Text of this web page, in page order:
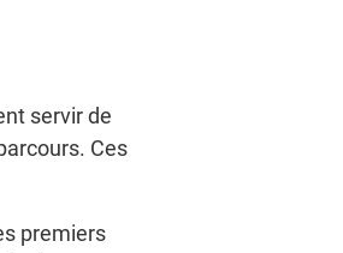
servir de
Ces
premiers